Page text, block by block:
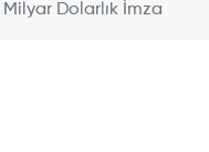
Milyar Dolarlık İmza